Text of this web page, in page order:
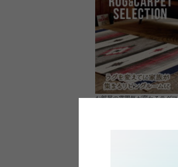
お部屋の雰囲気が変わるラグマ